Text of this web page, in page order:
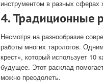
инструментом в разных сферах
4. Традиционные
Несмотря на разнообразие
работы многих тарологов.
крест», который использует 10
будущее. Этот расклад
можно преодолеть.